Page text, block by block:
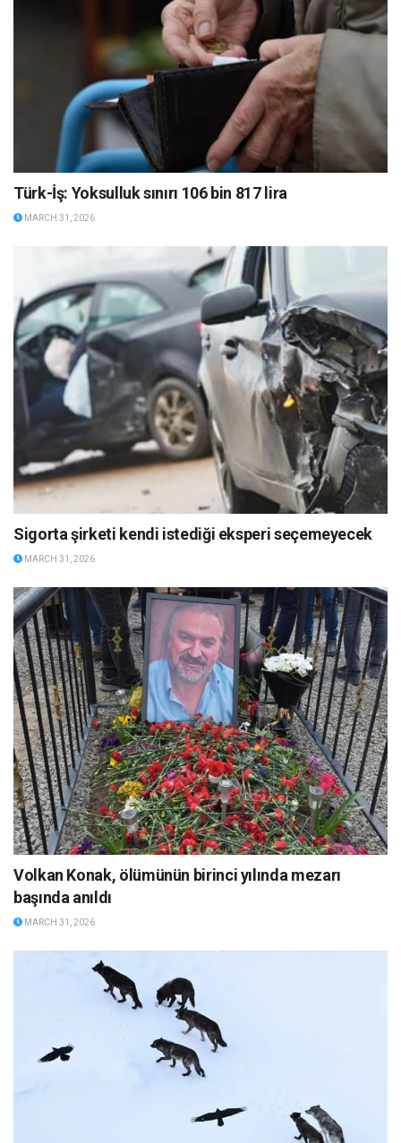
Türk-İş: Yoksulluk sınırı 106 bin 817 lira
MARCH 31, 2026
Sigorta şirketi kendi istediği eksperi seçemeyecek
MARCH 31, 2026
Volkan Konak, ölümünün birinci yılında mezarı
başında anıldı
MARCH 31, 2026